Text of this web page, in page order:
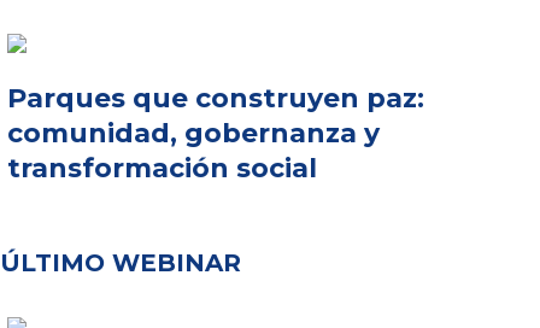
Parques que construyen paz:
comunidad, gobernanza y
transformación social
ÚLTIMO WEBINAR